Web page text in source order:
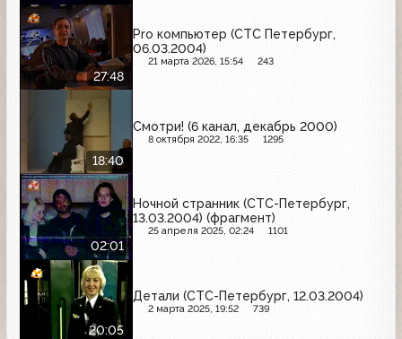
27:48
Pro компьютер (СТС Петербург,
06.03.2004)
21 марта 2026, 15:54 243
18:40
Смотри! (6 канал, декабрь 2000)
8 октября 2022, 16:35 1295
02:01
Ночной странник (СТС-Петербург,
13.03.2004) (фрагмент)
25 апреля 2025, 02:24 1101
20:05
Детали (СТС-Петербург, 12.03.2004)
2 марта 2025, 19:52 739